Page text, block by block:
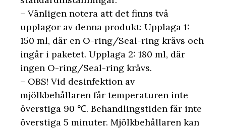
– Vänligen notera att det finns två
upplagor av denna produkt: Upplaga 1:
150 ml, där en O-ring/Seal-ring krävs och
ingår i paketet. Upplaga 2: 180 ml, där
ingen O-ring/Seal-ring krävs.
– OBS! Vid desinfektion av
mjölkbehållaren får temperaturen inte
överstiga 90 ℃. Behandlingstiden får inte
överstiga 5 minuter. Mjölkbehållaren kan